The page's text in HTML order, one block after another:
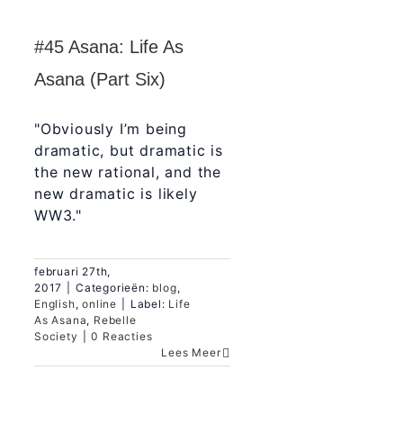
#45 Asana: Life As
Asana (Part Six)
"Obviously I’m being
dramatic, but dramatic is
the new rational, and the
new dramatic is likely
WW3."
februari 27th,
2017
Categorieën: blog,
English,online Label: Life
As Asana, Rebelle
Society
0 Reacties
Lees Meer